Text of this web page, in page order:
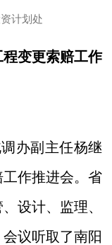
计划处
变更索赔工作
办副主任杨继
作推进会。省
设计、监理、
议听取了南阳